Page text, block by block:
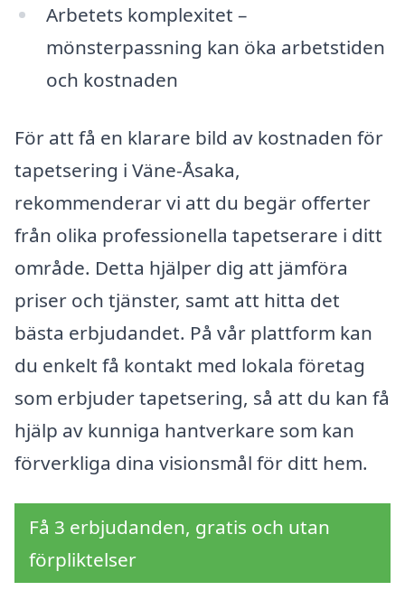
Arbetets komplexitet –
mönsterpassning kan öka arbetstiden
och kostnaden
För att få en klarare bild av kostnaden för
tapetsering i Väne-Åsaka,
rekommenderar vi att du begär offerter
från olika professionella tapetserare i ditt
område. Detta hjälper dig att jämföra
priser och tjänster, samt att hitta det
bästa erbjudandet. På vår plattform kan
du enkelt få kontakt med lokala företag
som erbjuder tapetsering, så att du kan få
hjälp av kunniga hantverkare som kan
förverkliga dina visionsmål för ditt hem.
Få 3 erbjudanden, gratis och utan
förpliktelser